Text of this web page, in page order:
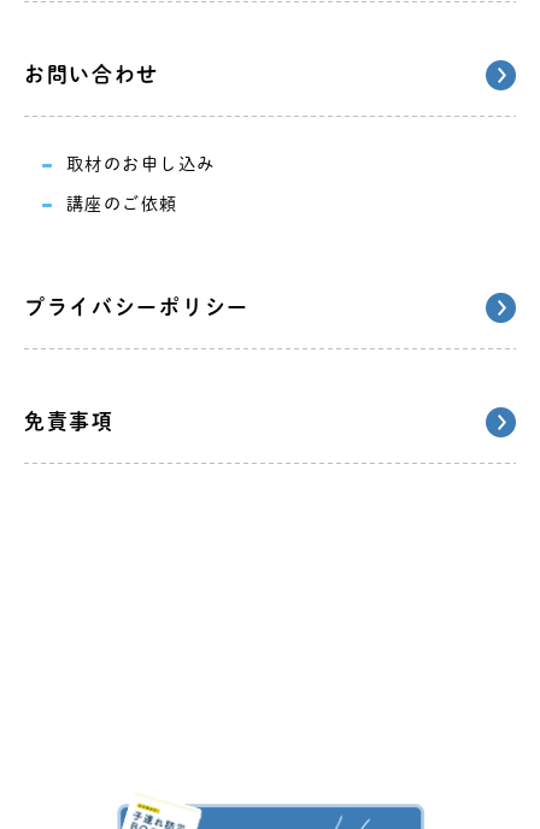
お問い合わせ
取材のお申し込み
講座のご依頼
プライバシーポリシー
免責事項